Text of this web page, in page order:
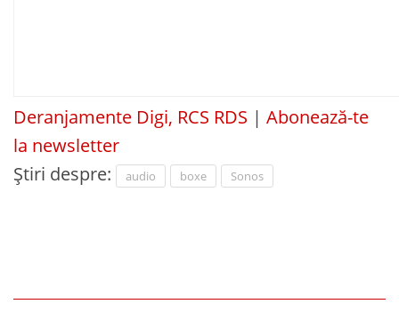
Deranjamente Digi, RCS RDS | Abonează-te
la newsletter
Știri despre:
audio boxe Sonos